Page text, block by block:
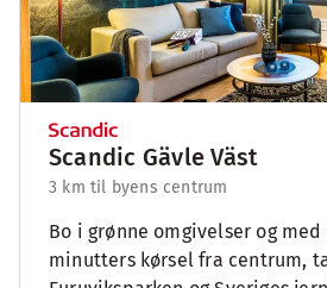
Scandic Gävle Väst
3 km til byens centrum
Bo i grønne omgivelser og
minutters kørsel fra centrum,